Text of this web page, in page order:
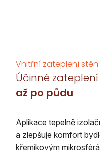
Vnitřní zateplení stěn
Účinné zateplení
až po půdu
Aplikace tepelně
a zlepšuje komfort
křemíkovým